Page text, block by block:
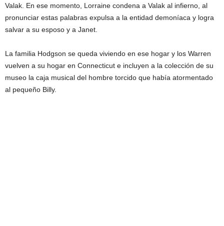
Valak. En ese momento, Lorraine condena a Valak al infierno, al
pronunciar estas palabras expulsa a la entidad demoníaca y logra
salvar a su esposo y a Janet.
La familia Hodgson se queda viviendo en ese hogar y los Warren
vuelven a su hogar en Connecticut e incluyen a la colección de su
museo la caja musical del hombre torcido que había atormentado
al pequeño Billy.